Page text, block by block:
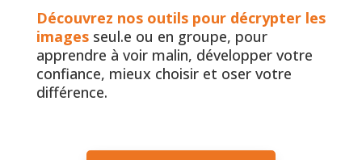
Découvrez nos outils pour décrypter les
imagesseul.e ou en groupe, pour
apprendre à voir malin, développer votre
confiance, mieux choisir et oser votre
différence.